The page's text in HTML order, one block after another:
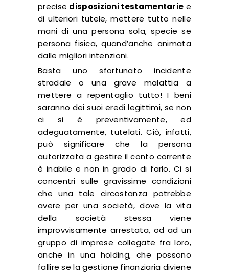
precise disposizioni testamentarie e
di ulteriori tutele, mettere tutto nelle
mani di una persona sola, specie se
persona fisica, quand’anche animata
dalle migliori intenzioni.
Basta uno sfortunato incidente
stradale o una grave malattia a
mettere a repentaglio tutto! I beni
saranno dei suoi eredi legittimi, se non
ci si è preventivamente, ed
adeguatamente, tutelati. Ciò, infatti,
può significare che la persona
autorizzata a gestire il conto corrente
è inabile e non in grado di farlo. Ci si
concentri sulle gravissime condizioni
che una tale circostanza potrebbe
avere per una società, dove la vita
della società stessa viene
improvvisamente arrestata, od ad un
gruppo di imprese collegate fra loro,
anche in una holding, che possono
fallire se la gestione finanziaria diviene